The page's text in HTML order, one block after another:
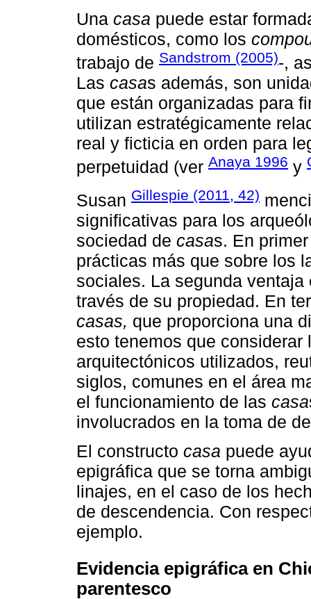
Una casa puede estar
domésticos, como los
trabajo de Sandstrom (2005)-,
Las casas además, son
que están organizadas para
utilizan estratégicamente
real y ficticia en orden para
perpetuidad (ver Anaya 1996 y
Susan Gillespie (2011, 42)
significativas para los
sociedad de casas. En
prácticas más que sobre los
sociales. La segunda
través de su propiedad. En
casas, que proporciona una
esto tenemos que
arquitectónicos utilizados,
siglos, comunes en el área
el funcionamiento de las casa
involucrados en la toma de
El constructo casa puede
epigráfica que se torna
linajes, en el caso de los
de descendencia. Con
ejemplo.
Evidencia epigráfica en
parentesco